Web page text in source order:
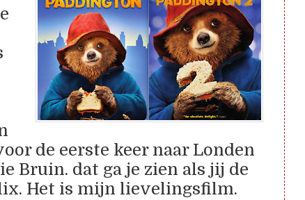
de eerste keer naar Londen
Bruin. dat ga je zien als jij de
Het is mijn lievelingsfilm.